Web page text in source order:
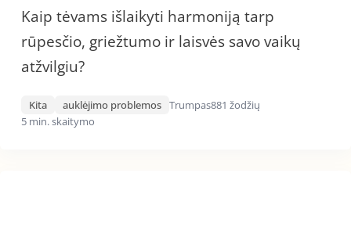
Kaip tėvams išlaikyti harmoniją tarp
rūpesčio, griežtumo ir laisvės savo vaikų
atžvilgiu?
Kita auklėjimo problemos Trumpas881 žodžių
5 min. skaitymo